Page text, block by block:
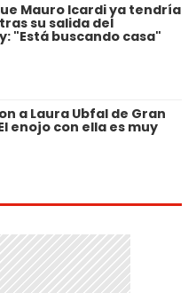
Mauro Icardi ya tendría
su salida del
"Está buscando casa"
a Laura Ubfal de Gran
enojo con ella es muy